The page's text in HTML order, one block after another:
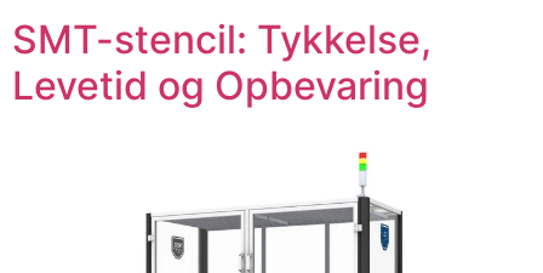
SMT-stencil: Tykkelse,
Levetid og Opbevaring